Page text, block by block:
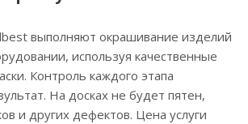
выполняют окрашивание изделий
используя качественные
Контроль каждого этапа
На досках не будет пятен,
и других дефектов. Цена услуги